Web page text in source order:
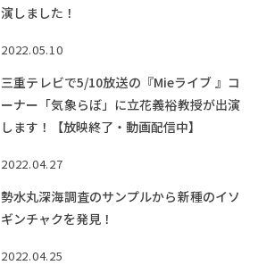
演しました！
2022.05.10
三重テレビで5/10放送の『Mieライブ 』コ
ーナー「気象らぼ」に立花義裕教授が出演
します！【放映終了・動画配信中】
2022.04.27
勢水丸深海調査のサンプルから新種のイソ
ギンチャクを発見！
2022.04.25